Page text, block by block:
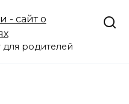
родителей